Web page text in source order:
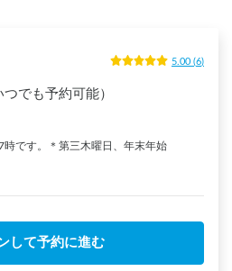
5.00 (6)
でも予約可能）
です。＊第三木曜日、年末年始
して予約に進む